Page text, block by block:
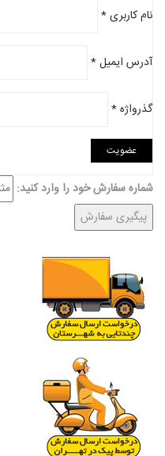
نام کاربری*
آدرس ایمیل*
گذرواژه*
عضویت
شماره سفارش خود را وارد کنید:
پیگیری سفارش